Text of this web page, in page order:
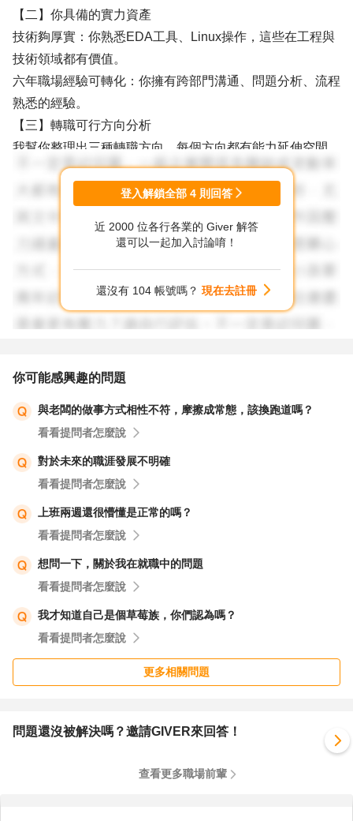
【二】你具備的實力資產
技術夠厚實：你熟悉EDA工具、Linux操作，這些在工程與
技術領域都有價值。
六年職場經驗可轉化：你擁有跨部門溝通、問題分析、流程
熟悉的經驗。
【三】轉職可行方向分析
我幫你整理出三種轉職方向，每個方向都有能力延伸空間，
不需要完全歸零：
✅ 優勢：已有繪圖與排版背景、熟悉設計流程，轉進這個
領域有基礎優勢。
建議：若你對實體設計/繪圖仍有興趣，這是「轉職不跳太
✅ 優勢：你已習慣Linux環境，具備邏輯思維與工具操作背
風險：需學習 Python、SQL、Tableau/Power BI 等工具。
建議：是轉向辦公室遠端工作的潛力選項之一，市場需求穩
定，可考慮「短中期轉型」。
3. 技術支援工程師 / 客戶應用工程師（FAE）
接觸為主的技術型窗口職。
風險：有時仍會遇到情緒化主管，且有出差壓力。
建議：若你喜歡講解、教學式溝通，可列入考慮，特別是想
遠離職場內耗。
【四】年紀與面試疑慮
面試不是怕你轉行，而是怕你無法說清楚為什麼轉。
重點是包裝得宜：例如「在原本的角色裡我熱愛技術操作，
但希望發揮更大的影響力／找到健康的工作環境／結合我學
你才工作六年，職涯轉向是非常常見的事。
人資說「要持續才算」不全對，《職場霸凌防制法》定義如
登入解鎖全部 4 則回答
近 2000 位各行各業的 Giver 解答
還可以一起加入討論唷！
還沒有 104 帳號嗎？ 現在去註冊
你可能感興趣的問題
與老闆的做事方式相性不符，摩擦成常態，該換跑道嗎？
看看提問者怎麼說
對於未來的職涯發展不明確
看看提問者怎麼說
上班兩週還很懵懂是正常的嗎？
看看提問者怎麼說
想問一下，關於我在就職中的問題
看看提問者怎麼說
我才知道自己是個草莓族，你們認為嗎？
看看提問者怎麼說
更多相關問題
問題還沒被解決嗎？邀請GIVER來回答！
查看更多職場前輩